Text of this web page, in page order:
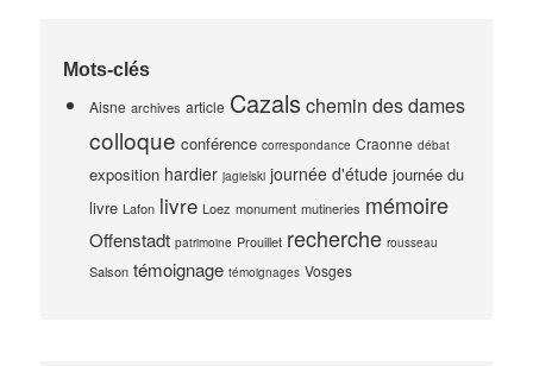
Mots-clés
Aisne archives article Cazals chemin des dames
colloque conférence correspondance Craonne débat
exposition hardier jagielski journée d'étude journée du
livre Lafon livre Loez monument mutineries mémoire
Offenstadt patrimoine Prouillet recherche rousseau
Salson témoignage témoignages Vosges